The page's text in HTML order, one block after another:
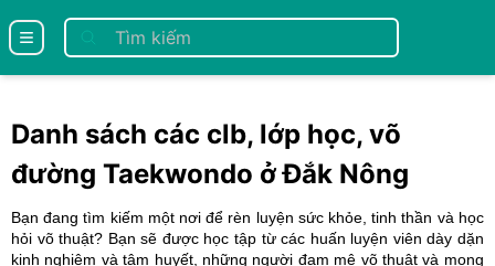
menu
Danh sách các clb, lớp học, võ
đường Taekwondo ở Đắk Nông
Bạn đang tìm kiếm một nơi để rèn luyện sức khỏe, tinh thần và học
hỏi võ thuật? Bạn sẽ được học tập từ các huấn luyện viên dày dặn
kinh nghiệm và tâm huyết, những người đam mê võ thuật và mong